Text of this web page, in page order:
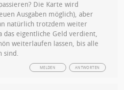
Die Karte wird
Ausgaben möglich), aber
natürlich trotzdem weiter
das eigentliche Geld verdient,
weiterlaufen lassen, bis alle
sind.
ANTWORTEN
MELDEN